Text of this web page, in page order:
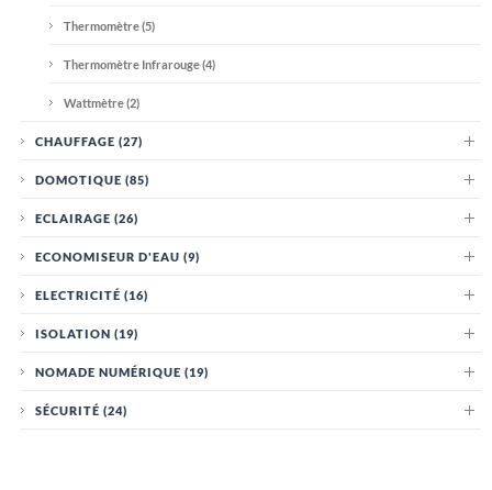
Thermomètre(5)
Thermomètre Infrarouge(4)
Wattmètre(2)
CHAUFFAGE (27)
DOMOTIQUE (85)
ECLAIRAGE (26)
ECONOMISEUR D'EAU (9)
ELECTRICITÉ (16)
ISOLATION (19)
NOMADE NUMÉRIQUE (19)
SÉCURITÉ (24)